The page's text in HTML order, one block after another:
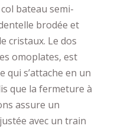
bateau semi-
brodée et
cristaux. Le dos
omoplates, est
qui s’attache en un
que la fermeture à
assure un
avec un train